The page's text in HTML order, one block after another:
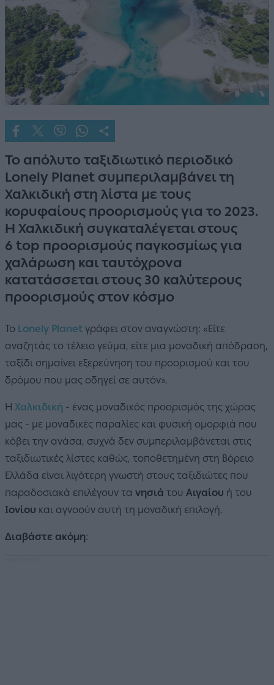
Το απόλυτο ταξιδιωτικό περιοδικό
Lonely Planet συμπεριλαμβάνει τη
Χαλκιδική στη λίστα με τους
κορυφαίους προορισμούς για το 2023.
Η Χαλκιδική συγκαταλέγεται στους
6 top προορισμούς παγκοσμίως για
χαλάρωση και ταυτόχρονα
κατατάσσεται στους 30 καλύτερους
προορισμούς στον κόσμο
Το Lonely Planet γράφει στον αναγνώστη: «Είτε
αναζητάς το τέλειο γεύμα, είτε μια μοναδική απόδραση,
ταξίδι σημαίνει εξερεύνηση του προορισμού και του
δρόμου που μας οδηγεί σε αυτόν».
Η Χαλκιδική - ένας μοναδικός προορισμός της χώρας
μας - με μοναδικές παραλίες και φυσική ομορφιά που
κόβει την ανάσα, συχνά δεν συμπεριλαμβάνεται στις
ταξιδιωτικές λίστες καθώς, τοποθετημένη στη Βόρειο
Ελλάδα είναι λιγότερη γνωστή στους ταξιδιώτες που
παραδοσιακά επιλέγουν τα νησιά του Αιγαίου ή του
Ιονίου και αγνοούν αυτή τη μοναδική επιλογή.
Διαβάστε ακόμη: